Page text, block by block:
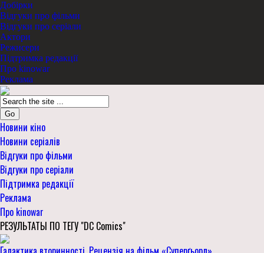
Добірки
Відгуки про фільми
Відгуки про серіали
Актори
Режисери
Підтримка редакції
Про kinowar
Реклама
Go
Новини кіно
Новини серіалів
Відгуки про фільми
Відгуки про серіали
Підтримка редакції
Реклама
Про kinowar
РЕЗУЛЬТАТЫ ПО ТЕГУ "DC Comics"